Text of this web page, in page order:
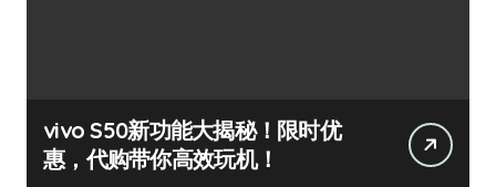
vivo S50新功能大揭秘！限时优
惠，代购带你高效玩机！